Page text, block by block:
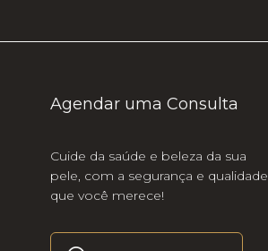
Agendar uma Consulta
Cuide da saúde e beleza da sua
pele, com a segurança e qualidade
que você merece!